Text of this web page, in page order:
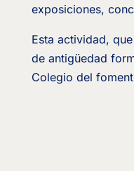
exposiciones,
Esta actividad,
de antigüedad
Colegio del